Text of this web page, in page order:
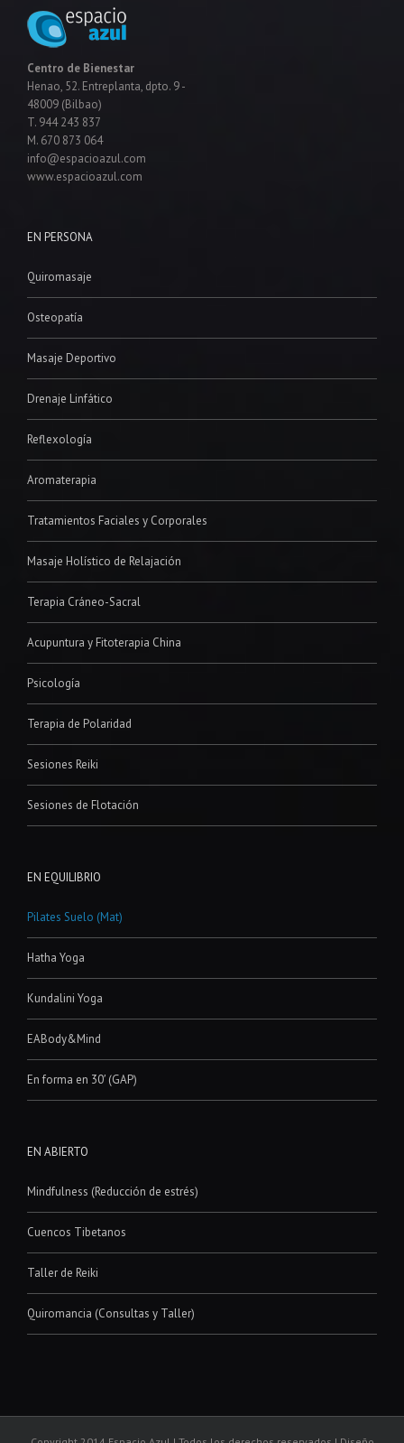
Centro de Bienestar
Henao, 52. Entreplanta, dpto. 9 -
48009 (Bilbao)
T. 944 243 837
M. 670 873 064
info@espacioazul.com
www.espacioazul.com
EN PERSONA
Quiromasaje
Osteopatía
Masaje Deportivo
Drenaje Linfático
Reflexología
Aromaterapia
Tratamientos Faciales y Corporales
Masaje Holístico de Relajación
Terapia Cráneo-Sacral
Acupuntura y Fitoterapia China
Psicología
Terapia de Polaridad
Sesiones Reiki
Sesiones de Flotación
EN EQUILIBRIO
Pilates Suelo (Mat)
Hatha Yoga
Kundalini Yoga
EABody&Mind
En forma en 30′ (GAP)
EN ABIERTO
Mindfulness (Reducción de estrés)
Cuencos Tibetanos
Taller de Reiki
Quiromancia (Consultas y Taller)